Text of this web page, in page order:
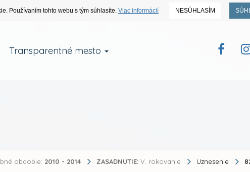
Používaním tohto webu s tým súhlasíte. Viac informácií NESÚHLASÍM
Transparentné mesto
obdobie: 2010 - 2014 ZASADNUTIE: V. rokovanie Uznesenie